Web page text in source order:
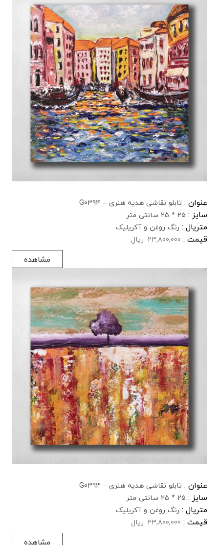
عنوان : تابلو نقاشی هدیه هنری – G0394
سایز : 25 * 25 سانتی متر
متریال : رنگ روغن و آکریلیک
قیمت : 23,800,000 ریال
مشاهده
عنوان : تابلو نقاشی هدیه هنری – G0393
سایز : 25 * 25 سانتی متر
متریال : رنگ روغن و آکریلیک
قیمت : 23,800,000 ریال
مشاهده